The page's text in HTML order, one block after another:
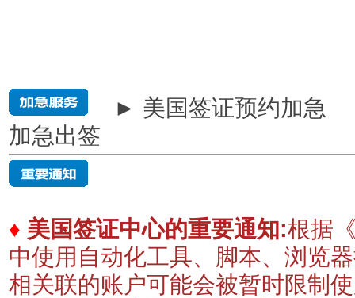
► 美国签证预约加急
加急出签
♦ 美国签证中心的重要通知:根据
中使用自动化工具、脚本、浏览
相关联的账户可能会被暂时限制